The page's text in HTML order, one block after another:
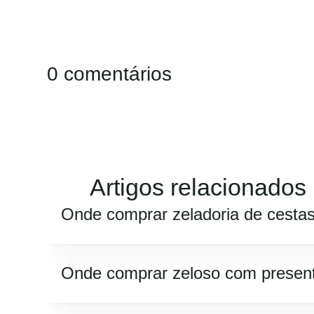
0 comentários
Artigos relacionados
Onde comprar zeladoria de
Onde comprar zeloso com